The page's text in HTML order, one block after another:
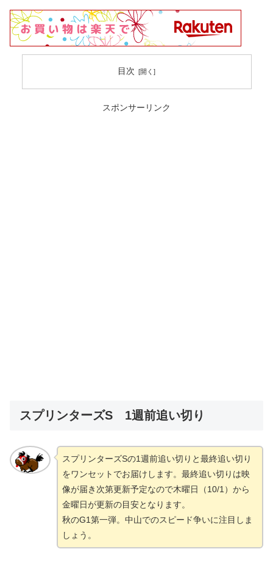
目次
スポンサーリンク
スプリンターズS 1週前追い切り
スプリンターズSの1週前追い切りと最終追い切り
をワンセットでお届けします。最終追い切りは映
像が届き次第更新予定なので木曜日（10/1）から
金曜日が更新の目安となります。
秋のG1第一弾。中山でのスピード争いに注目しま
しょう。